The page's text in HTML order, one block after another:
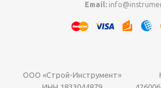
Email:
ООО «Строй-Инструмент»